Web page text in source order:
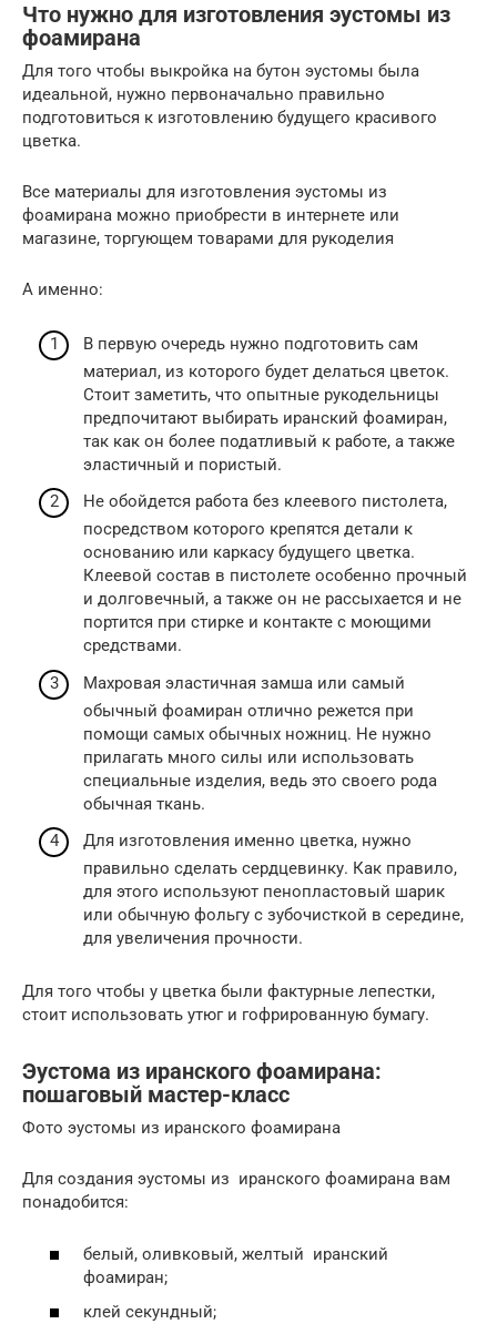
Что нужно для изготовления эустомы из
фоамирана
Для того чтобы выкройка на бутон эустомы была
идеальной, нужно первоначально правильно
подготовиться к изготовлению будущего красивого
цветка.
Все материалы для изготовления эустомы из
фоамирана можно приобрести в интернете или
магазине, торгующем товарами для рукоделия
А именно:
В первую очередь нужно подготовить сам
материал, из которого будет делаться цветок.
Стоит заметить, что опытные рукодельницы
предпочитают выбирать иранский фоамиран,
так как он более податливый к работе, а также
эластичный и пористый.
Не обойдется работа без клеевого пистолета,
посредством которого крепятся детали к
основанию или каркасу будущего цветка.
Клеевой состав в пистолете особенно прочный
и долговечный, а также он не рассыхается и не
портится при стирке и контакте с моющими
средствами.
Махровая эластичная замша или самый
обычный фоамиран отлично режется при
помощи самых обычных ножниц. Не нужно
прилагать много силы или использовать
специальные изделия, ведь это своего рода
обычная ткань.
Для изготовления именно цветка, нужно
правильно сделать сердцевинку. Как правило,
для этого используют пенопластовый шарик
или обычную фольгу с зубочисткой в середине,
для увеличения прочности.
Для того чтобы у цветка были фактурные лепестки,
стоит использовать утюг и гофрированную бумагу.
Эустома из иранского фоамирана:
пошаговый мастер-класс
Фото эустомы из иранского фоамирана
Для создания эустомы из иранского фоамирана вам
понадобится:
белый, оливковый, желтый иранский
фоамиран;
клей секундный;